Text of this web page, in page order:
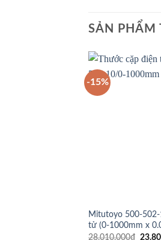
SẢN PHẨM
-15%
Mitutoyo 500-
tử (0-1000mm x
28.010.000₫
Giá